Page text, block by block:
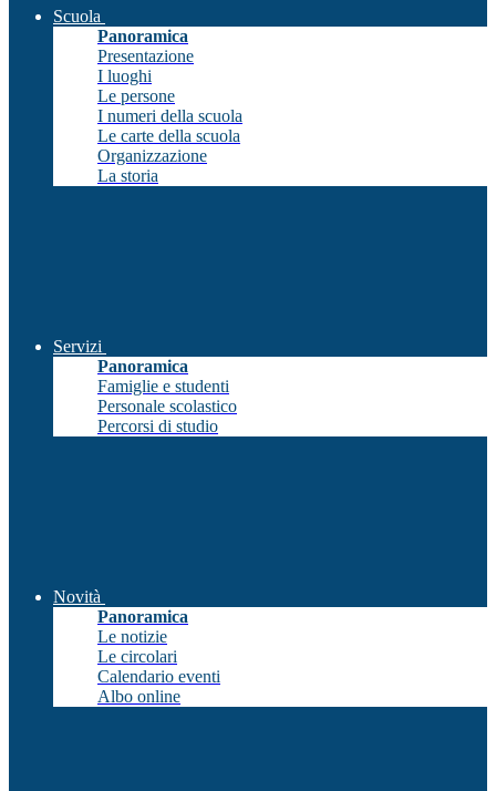
Scuola
Panoramica
Presentazione
I luoghi
Le persone
I numeri della scuola
Le carte della scuola
Organizzazione
La storia
Servizi
Panoramica
Famiglie e studenti
Personale scolastico
Percorsi di studio
Novità
Panoramica
Le notizie
Le circolari
Calendario eventi
Albo online